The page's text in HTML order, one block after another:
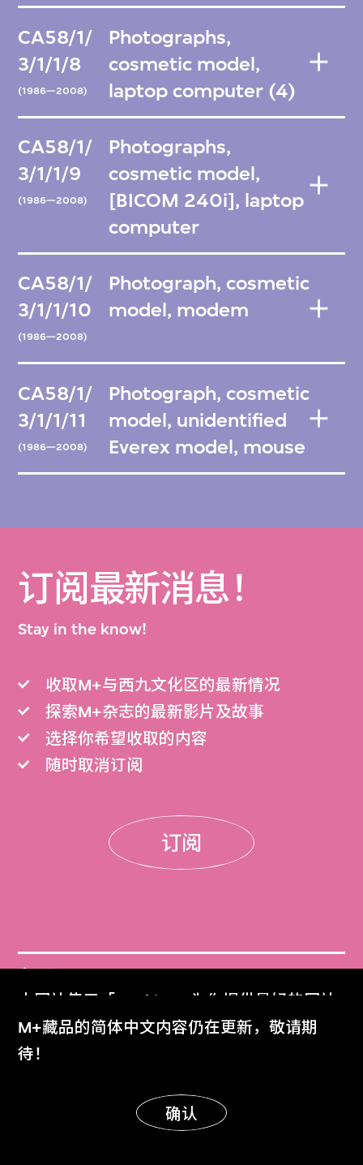
本网站使用「Cookies」为你提供最好的网站
体验。
了解更多
明白
M+藏品的简体中文内容仍在更新，敬请期
待！
确认
CA58/1/
3/1/1/8
(1986—2008)
Photographs,
cosmetic model,
laptop computer (4)
CA58/1/
3/1/1/9
(1986—2008)
Photographs,
cosmetic model,
[BICOM 240i], laptop
computer
CA58/1/
3/1/1/10
(1986—2008)
Photograph, cosmetic
model, modem
CA58/1/
3/1/1/11
(1986—2008)
Photograph, cosmetic
model, unidentified
Everex model, mouse
订阅最新消息！
Stay in the know!
收取M+与西九文化区的最新情况
探索M+杂志的最新影片及故事
选择你希望收取的内容
随时取消订阅
订阅
门票
Get Tickets